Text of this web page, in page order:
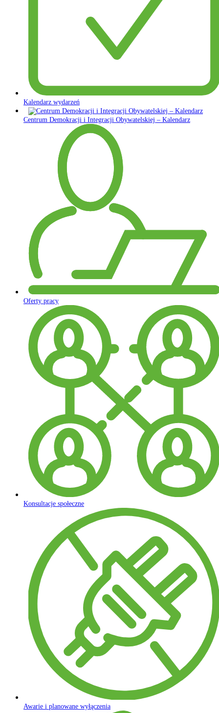
Kalendarz wydarzeń
Centrum Demokracji i Integracji Obywatelskiej – Kalendarz
Oferty pracy
Konsultacje społeczne
Awarie i planowane wyłączenia